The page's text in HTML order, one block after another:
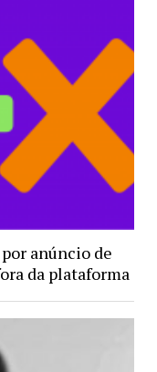
anúncio de
da plataforma